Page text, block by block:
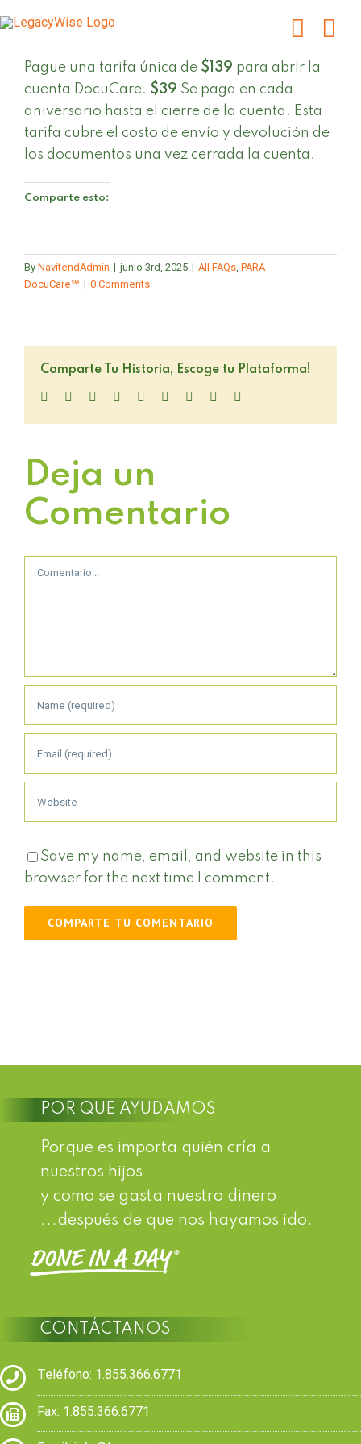
to
Pague una tarifa única de $139 para abrir la
cuenta DocuCare. $39 Se paga en cada
aniversario hasta el cierre de la cuenta. Esta
tarifa cubre el costo de envío y devolución de
los documentos una vez cerrada la cuenta.
Comparte esto:
By NavitendAdmin | junio 3rd, 2025 | All FAQs, PARA
DocuCare℠ | 0 Comments
Comparte Tu Historia, Escoge tu Plataforma!
Facebook
TwitterLinkedIn
Reddit WhatsApp
TumblrPinterest
Deja un
Comentario
Comment
Save my name, email, and website in this
browser for the next time I comment.
POR QUE AYUDAMOS
Porque es importa quién cría a
nuestros hijos
y como se gasta nuestro dinero
...después de que nos hayamos ido.
CONTÁCTANOS
Teléfono: 1.855.366.6771
Fax: 1.855.366.6771